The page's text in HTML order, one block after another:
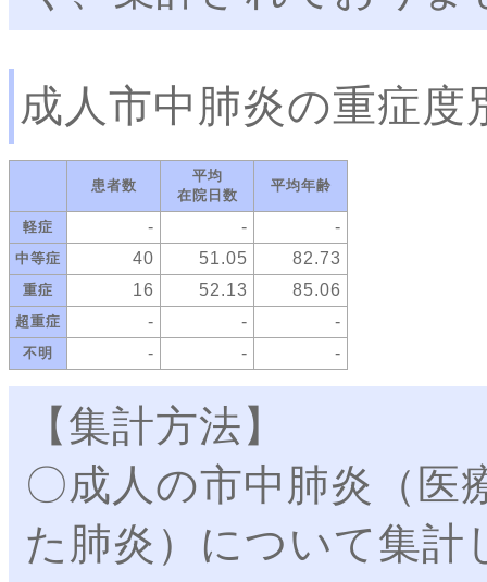
成人市中肺炎の重症度
患者数
平均
在院日数
平均年齢
軽症 - - -
中等症 40 51.05 82.73
重症 16 52.13 85.06
超重症 - - -
不明 - - -
【集計方法】
〇成人の市中肺炎（医
た肺炎）について集計